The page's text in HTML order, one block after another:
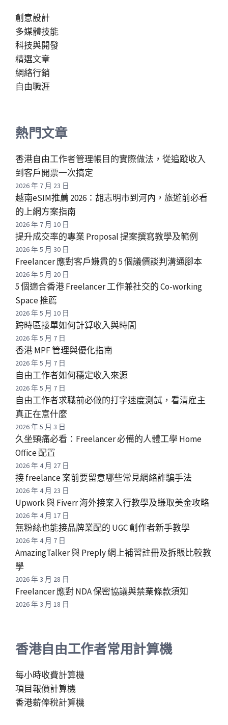
創意設計
多媒體技能
科技與開發
精選文章
網絡行銷
自由職涯
熱門文章
香港自由工作者管理帳目的實際做法，從追蹤收入
到客戶開票一次搞定
2026 年 7 月 23 日
越南eSIM推薦 2026：胡志明市到河內，旅遊前必看
的上網方案指南
2026 年 7 月 10 日
提升成交率的專業 Proposal 提案撰寫教學及範例
2026 年 5 月 30 日
Freelancer 應對客戶嫌貴的 5 個議價談判溝通腳本
2026 年 5 月 20 日
5 個適合香港 Freelancer 工作兼社交的 Co-working
Space 推薦
2026 年 5 月 10 日
跨時區接單如何計算收入與時間
2026 年 5 月 7 日
香港 MPF 管理與優化指南
2026 年 5 月 7 日
自由工作者如何穩定收入來源
2026 年 5 月 7 日
自由工作者求職前必做的打字速度測試，看清雇主
真正在意什麼
2026 年 5 月 3 日
久坐頸痛必看：Freelancer 必備的人體工學 Home
Office 配置
2026 年 4 月 27 日
接 freelance 案前要留意哪些常見網絡詐騙手法
2026 年 4 月 23 日
Upwork 與 Fiverr 海外接案入行教學及賺取美金攻略
2026 年 4 月 17 日
無粉絲也能接品牌業配的 UGC 創作者新手教學
2026 年 4 月 7 日
AmazingTalker 與 Preply 網上補習註冊及拆賬比較教
學
2026 年 3 月 28 日
Freelancer 應對 NDA 保密協議與禁業條款須知
2026 年 3 月 18 日
香港自由工作者常用計算機
每小時收費計算機
項目報價計算機
香港薪俸稅計算機